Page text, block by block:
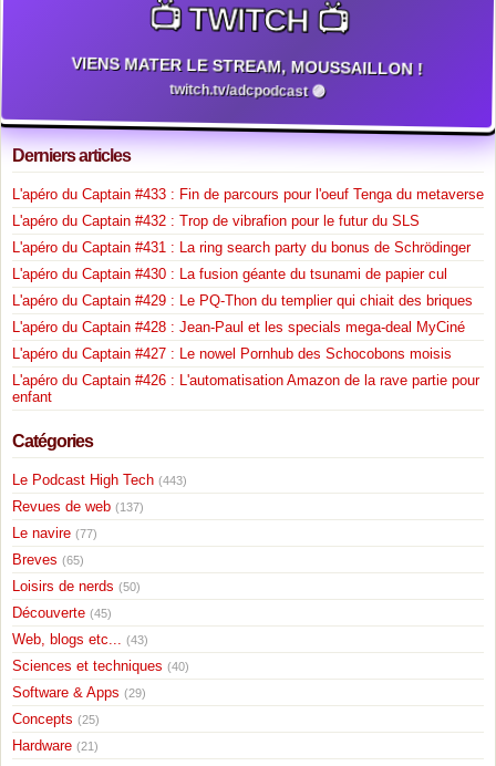
📺 TWITCH 📺
VIENS MATER LE STREAM, MOUSSAILLON !
twitch.tv/adcpodcast 🟣
Derniers articles
L'apéro du Captain #433 : Fin de parcours pour l'oeuf Tenga du metaverse
L'apéro du Captain #432 : Trop de vibrafion pour le futur du SLS
L'apéro du Captain #431 : La ring search party du bonus de Schrödinger
L'apéro du Captain #430 : La fusion géante du tsunami de papier cul
L'apéro du Captain #429 : Le PQ-Thon du templier qui chiait des briques
L'apéro du Captain #428 : Jean-Paul et les specials mega-deal MyCiné
L'apéro du Captain #427 : Le nowel Pornhub des Schocobons moisis
L'apéro du Captain #426 : L'automatisation Amazon de la rave partie pour
enfant
Catégories
Le Podcast High Tech (443)
Revues de web (137)
Le navire (77)
Breves (65)
Loisirs de nerds (50)
Découverte (45)
Web, blogs etc... (43)
Sciences et techniques (40)
Software & Apps (29)
Concepts (25)
Hardware (21)